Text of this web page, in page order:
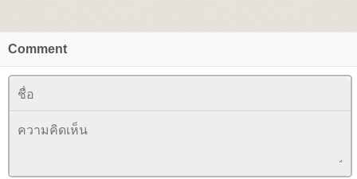
Comment